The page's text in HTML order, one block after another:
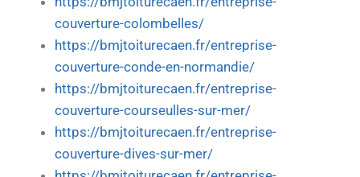
couverture-colombelles/
https://bmjtoiturecaen.fr/entreprise-
couverture-conde-en-normandie/
https://bmjtoiturecaen.fr/entreprise-
couverture-courseulles-sur-mer/
https://bmjtoiturecaen.fr/entreprise-
couverture-dives-sur-mer/